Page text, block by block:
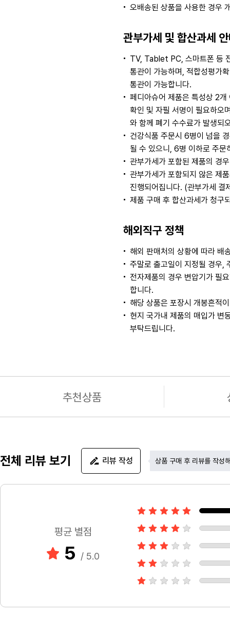
오배송된 상품을 사용한 경우
관부가세 및 합산과세
TV, Tablet PC, 스마트폰 등
통관이 가능하며, 적합성평가
통관이 가능합니다.
페디아슈어 제품은 특성상 2
확인 및 자필 서명이 필요하오
와 함께 폐기 수수료가 발생되
건강식품 주문시 6병이 넘을
될 수 있으니, 6병 이하로 주문
관부가세가 포함된 제품의 경
관부가세가 포함되지 않은 제
진행되어집니다. (관부가세 결
제품 구매 후 합산과세가 청구
해외직구 정책
해외 판매처의 상황에 따라 배
주말로 출고일이 지정될 경우,
전자제품의 경우 변압기가 필
합니다.
해당 상품은 포장시 개봉흔적
현지 국가내 제품의 매입가 변
부탁드립니다.
추천상품
전체 리뷰 보기 리뷰 작성 상품 구매 후 리뷰를 작성
평균 별점
5 / 5.0